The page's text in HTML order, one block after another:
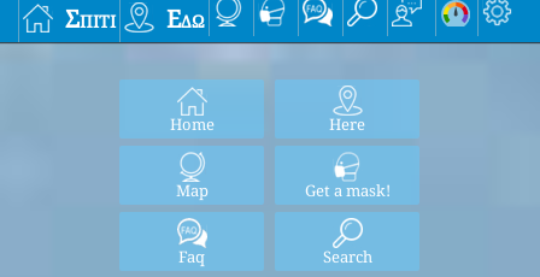
Σπίτι Εδώ
Home Here
Map Get a mask!
Faq Search